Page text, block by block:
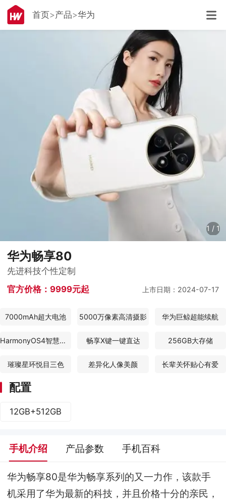
首页 产品 华为
1 / 1
华为畅享80
先进科技个性定制
官方价格： 9999元起 上市日期：2024-07-17
7000mAh超大电池 5000万像素高清摄影 华为巨鲸超能续航
HarmonyOS4智慧生活 畅享X键一键直达 256GB大存储
璀璨星环悦目三色 差异化人像美颜 长辈关怀贴心有爱
配置
12GB+512GB
手机介绍 产品参数 手机百科
华为畅享80是华为畅享系列的又一力作，该款手
机采用了华为最新的科技，并且价格十分的亲民，